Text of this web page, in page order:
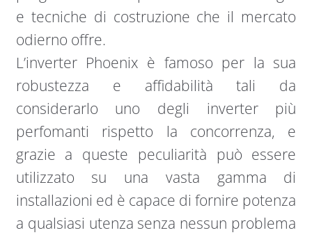
e tecniche di costruzione che il mercato
odierno offre.
L’inverter Phoenix è famoso per la sua
robustezza e affidabilità tali da
considerarlo uno degli inverter più
perfomanti rispetto la concorrenza, e
grazie a queste peculiarità può essere
utilizzato su una vasta gamma di
installazioni ed è capace di fornire potenza
a qualsiasi utenza senza nessun problema